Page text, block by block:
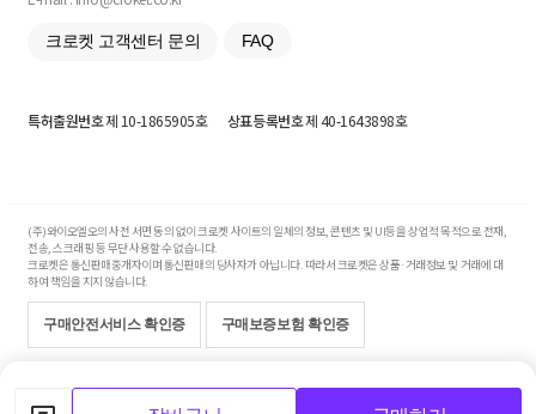
크로켓 고객센터 문의 FAQ
특허출원번호제 10-1865905호 상표등록번호제 40-1643898호
(주)와이오엘오의 사전 서면 동의 없이 크로켓 사이트의 일체의 정보, 콘텐츠 및 UI등을 상업적 목적으로 전재,
전송, 스크래핑 등 무단 사용할 수 없습니다.
크로켓은 통신판매중개자이며 통신판매의 당사자가 아닙니다. 따라서 크로켓은 상품·거래정보 및 거래에 대
하여 책임을 지지 않습니다.
구매안전서비스 확인증 구매보증보험 확인증